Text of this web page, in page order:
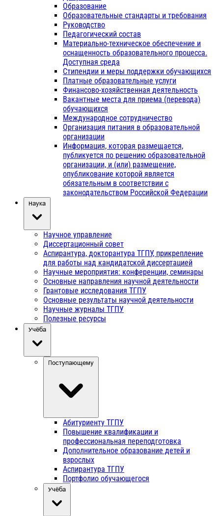
Образование
Образовательные стандарты и требования
Руководство
Педагогический состав
Материально-техническое обеспечение и
оснащенность образовательного процесса.
Доступная среда
Стипендии и меры поддержки обучающихся
Платные образовательные услуги
Финансово-хозяйственная деятельность
Вакантные места для приема (перевода)
обучающихся
Международное сотрудничество
Организация питания в образовательной
организации
Информация, которая размещается,
публикуется по решению образовательной
организации, и (или) размещение,
опубликование которой является
обязательным в соответствии с
законодательством Российской Федерации
Наука
Научное управление
Диссертационный совет
Аспирантура, докторантура ТГПУ, прикрепление
для работы над кандидатской диссертацией
Научные мероприятия: конференции, семинары
Основные направления научной деятельности
Грантовые исследования ТГПУ
Основные результаты научной деятельности
Научные журналы ТГПУ
Полезные ресурсы
Учёба
Поступающему
Абитуриенту ТГПУ
Повышение квалификации и
профессиональная переподготовка
Дополнительное образование детей и
взрослых
Аспирантура ТГПУ
Портфолио обучающегося
Учёба